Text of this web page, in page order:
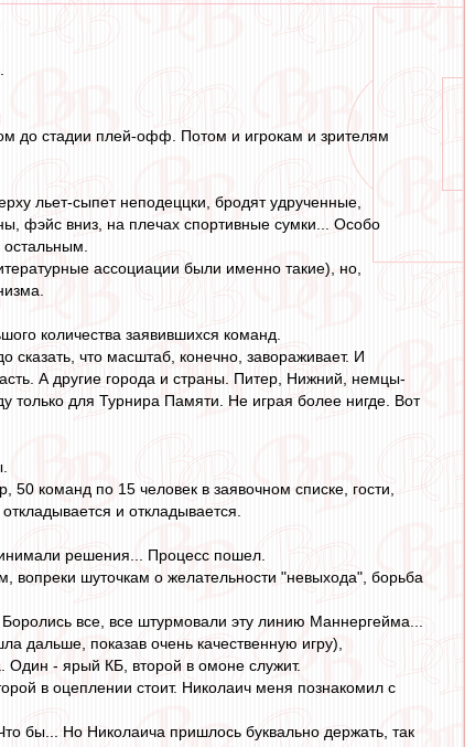
до стадии плей-офф. Потом и игрокам и зрителям
льет-сыпет неподеццки, бродят удрученные,
фэйс вниз, на плечах спортивные сумки... Особо
ассоциации были именно такие), но,
количества заявившихся команд.
что масштаб, конечно, завораживает. И
А другие города и страны. Питер, Нижний, немцы-
только для Турнира Памяти. Не играя более нигде. Вот
команд по 15 человек в заявочном списке, гости,
и откладывается.
решения... Процесс пошел.
вопреки шуточкам о желательности "невыхода", борьба
все, все штурмовали эту линию Маннергейма...
дальше, показав очень качественную игру),
Один - ярый КБ, второй в омоне служит.
в оцеплении стоит. Николаич меня познакомил с
бы... Но Николаича пришлось буквально держать, так